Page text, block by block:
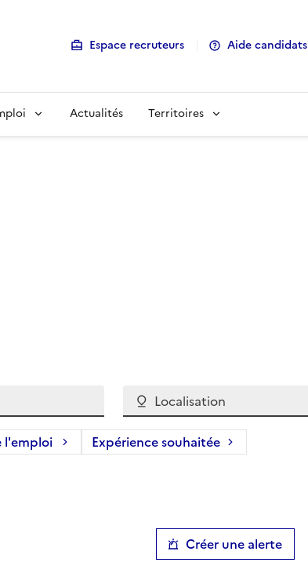
Espace recruteurs Aide candidats
Actualités Territoires
Localisation
l'emploi
Expérience souhaitée
Créer une alerte